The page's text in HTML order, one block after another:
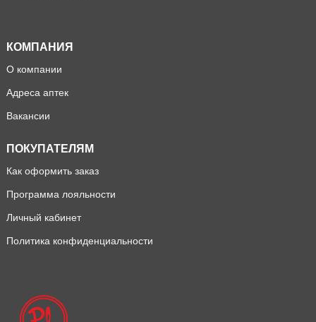
КОМПАНИЯ
О компании
Адреса аптек
Вакансии
ПОКУПАТЕЛЯМ
Как оформить заказ
Программа лояльности
Личный кабинет
Политика конфиденциальности